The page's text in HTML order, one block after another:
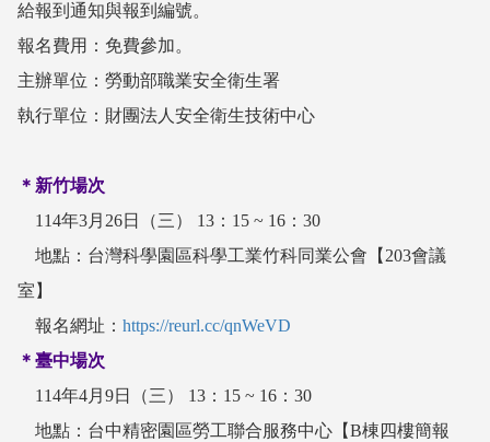
給報到通知與報到編號。
報名費用：免費參加。
主辦單位：勞動部職業安全衛生署
執行單位：財團法人安全衛生技術中心
＊新竹場次
114年3月26日（三） 13：15 ~ 16：30
地點：台灣科學園區科學工業竹科同業公會【203會議
室】
報名網址： https://reurl.cc/qnWeVD
＊臺中場次
114年4月9日（三） 13：15 ~ 16：30
地點：台中精密園區勞工聯合服務中心【B棟四樓簡報